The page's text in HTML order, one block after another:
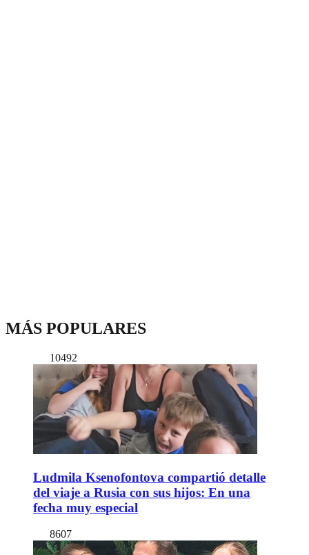
MÁS POPULARES
10492
Ludmila Ksenofontova compartió detalle
del viaje a Rusia con sus hijos: En una
fecha muy especial
8607